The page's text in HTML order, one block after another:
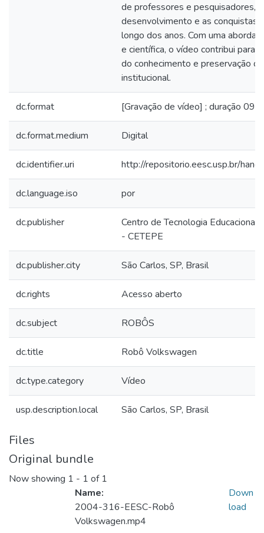
de professores e pesquisadores,
desenvolvimento e as conquistas
longo dos anos. Com uma
e científica, o vídeo contribui para
do conhecimento e preservação
institucional.
dc.format [Gravação de vídeo] ; duração
dc.format.medium Digital
dc.identifier.uri http://repositorio.eesc.usp.br/
dc.language.iso por
dc.publisher
Centro de Tecnologia Educacional
- CETEPE
dc.publisher.city São Carlos, SP, Brasil
dc.rights Acesso aberto
dc.subject ROBÔS
dc.title Robô Volkswagen
dc.type.category Vídeo
usp.description.local São Carlos, SP, Brasil
Files
Original bundle
Now showing 1 - 1 of 1
Name:
2004-316-EESC-Robô
Volkswagen.mp4
Down
load